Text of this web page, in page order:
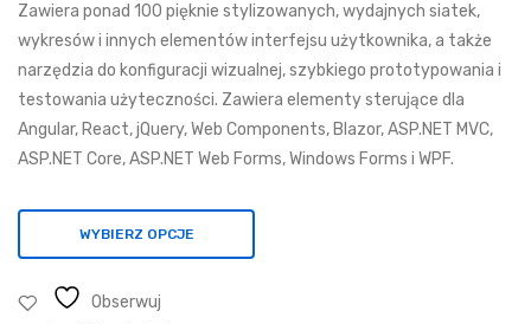
025,48 zł
do
29
310,29 zł
Zawiera ponad 100 pięknie stylizowanych, wydajnych siatek,
wykresów i innych elementów interfejsu użytkownika, a także
narzędzia do konfiguracji wizualnej, szybkiego prototypowania i
testowania użyteczności. Zawiera elementy sterujące dla
Angular, React, jQuery, Web Components, Blazor, ASP.NET MVC,
ASP.NET Core, ASP.NET Web Forms, Windows Forms i WPF.
WYBIERZ OPCJE
Obserwuj